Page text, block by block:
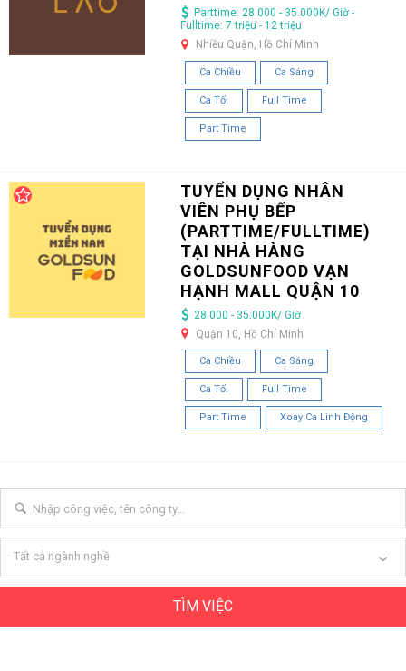
Parttime: 28.000 - 35.000K/ Giờ -
Fulltime: 7 triệu - 12 triệu
Nhiều Quận, Hồ Chí Minh
Ca Chiều Ca Sáng
Ca Tối Full Time
Part Time
TUYỂN DỤNG NHÂN
VIÊN PHỤ BẾP
(PARTTIME/FULLTIME)
TẠI NHÀ HÀNG
GOLDSUNFOOD VẠN
HẠNH MALL QUẬN 10
28.000 - 35.000K/ Giờ
Quận 10, Hồ Chí Minh
Ca Chiều Ca Sáng
Ca Tối Full Time
Part Time Xoay Ca Linh Động
Tất cả ngành nghề